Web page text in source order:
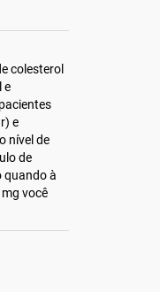
colesterol
e
e
nível de
de
quando à
você